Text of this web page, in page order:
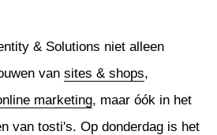
& Solutions niet alleen
van sites & shops,
marketing, maar óók in het
van tosti's. Op donderdag is het